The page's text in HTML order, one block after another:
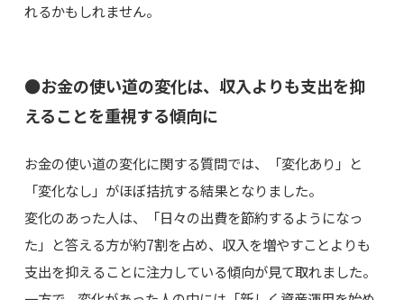
れるかもしれません。
●お金の使い道の変化は、収入よりも支出を抑
えることを重視する傾向に
お金の使い道の変化に関する質問では、「変化あり」と
「変化なし」がほぼ拮抗する結果となりました。
変化のあった人は、「日々の出費を節約するようになっ
た」と答える方が約7割を占め、収入を増やすことよりも
支出を抑えることに注力している傾向が見て取れました。